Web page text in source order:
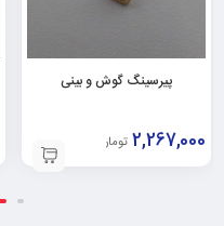
پیرسینگ گوش و بینی
2,267,000 تومان